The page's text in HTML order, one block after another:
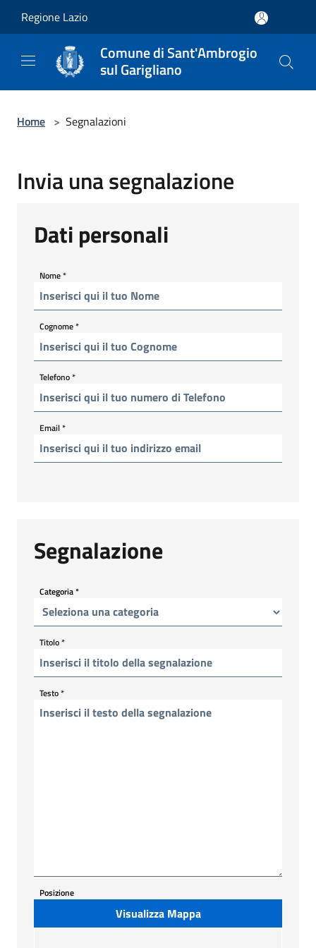
Regione Lazio
Comune di Sant'Ambrogio
sul Garigliano
Home > Segnalazioni
Invia una segnalazione
Dati personali
Nome*
Cognome*
Telefono*
Email*
Segnalazione
Categoria*
Titolo*
Testo*
Posizione
Visualizza Mappa